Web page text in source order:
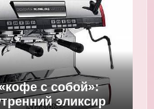
с собой»:
эликсир